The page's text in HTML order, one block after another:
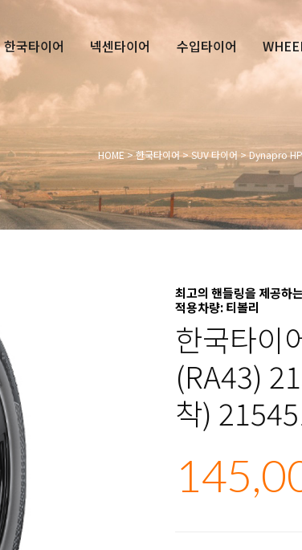
한국타이어 넥센타이어 수입타이어
HOME>한국타이어>SUV 타이어>Dynapro
최고의 핸들링을 제공하
적용차량: 티볼리
한국타이
(RA43)
착)